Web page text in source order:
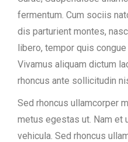
fermentum. Cum sociis
dis parturient montes,
libero, tempor quis
Vivamus aliquam dictum
rhoncus ante sollicitudin
Sed rhoncus ullamcorper
metus egestas ut. Nam et
vehicula. Sed rhoncus